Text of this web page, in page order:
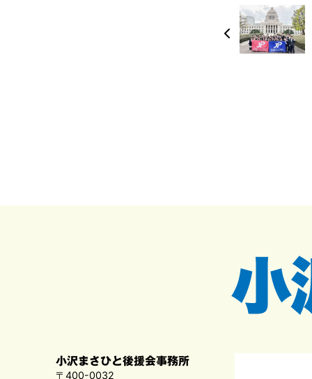
小沢まさひと後援会事務所
〒400-0032